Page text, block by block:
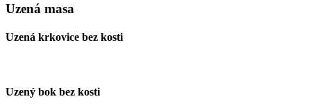
Uzená masa
Uzená krkovice bez kosti
Uzený bok bez kosti